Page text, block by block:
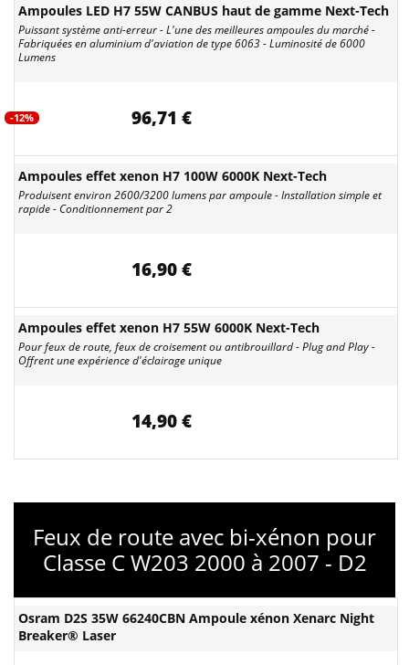
Ampoules LED H7 55W CANBUS haut de gamme Next-Tech
Puissant système anti-erreur - L'une des meilleures ampoules du marché -
Fabriquées en aluminium d'aviation de type 6063 - Luminosité de 6000
Lumens
-12% 96,71 €
Ampoules effet xenon H7 100W 6000K Next-Tech
Produisent environ 2600/3200 lumens par ampoule - Installation simple et
rapide - Conditionnement par 2
16,90 €
Ampoules effet xenon H7 55W 6000K Next-Tech
Pour feux de route, feux de croisement ou antibrouillard - Plug and Play -
Offrent une expérience d'éclairage unique
14,90 €
Feux de route avec bi-xénon pour
Classe C W203 2000 à 2007 - D2
Osram D2S 35W 66240CBN Ampoule xénon Xenarc Night
Breaker® Laser